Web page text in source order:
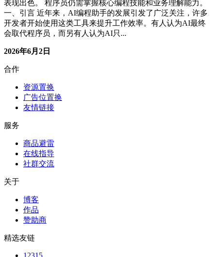
博客
作品
赞助商
精选友链
更多友链
联系我们
公众号
小红书
Copyright © 2025 进阶之旅 - 丝滑的成长 香甜的关系
返回顶部